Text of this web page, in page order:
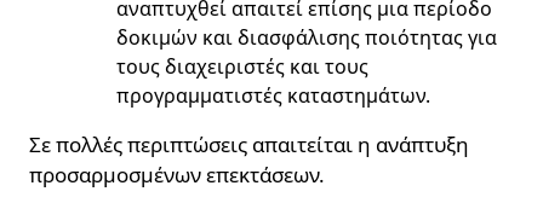
αναπτυχθεί απαιτεί επίσης μια περίοδο
δοκιμών και διασφάλισης ποιότητας για
τους διαχειριστές και τους
προγραμματιστές καταστημάτων.
Σε πολλές περιπτώσεις απαιτείται η ανάπτυξη
προσαρμοσμένων επεκτάσεων.